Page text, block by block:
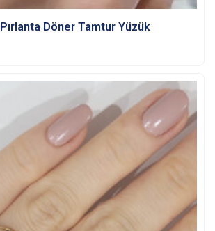
Döner Tamtur Yüzük